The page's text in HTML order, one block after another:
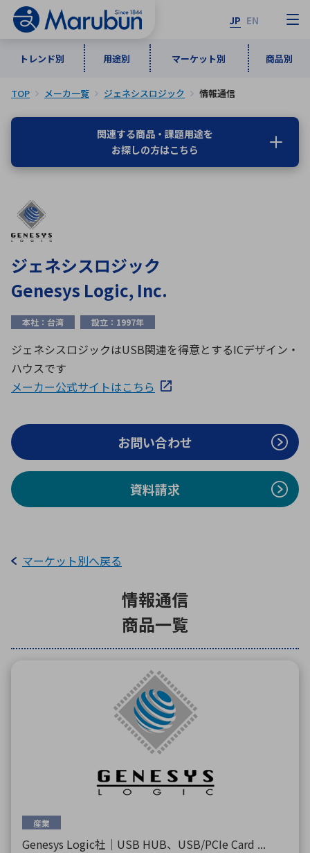
JP EN
トレンド別 用途別 マーケット別 商品別
トレンド別
インダストリアルDXソリューション
ワイヤレス給電
ロボティクス（AI）
データセンタ・クラウド
ミリ波レーダー
ブログ｜ここから始まる最新技術
用途別
通信・ネットワーク
計測・検出
品質管理・検査
接着・接合
製品製造・加工
レーダ・衛星通信
照射
シミュレーター
環境構築・開発システム
半導体・電子部品小ロット
マーケット別
民生
商品別
ICTソリューション
レーザー・光学部品
特定用途向け・その他 サービス
メーカ一覧
な行
ら行
アルファベット順
A B
E
F G
H
I
Q
R S
T
V W
TOP メーカ一覧 ジェネシスロジック 情報通信
関連する商品・課題用途を
お探しの方はこちら
ジェネシスロジック
Genesys Logic, Inc.
本社：台湾 設立：1997年
ジェネシスロジックはUSB関連を得意とするICデザイン・
ハウスです
メーカー公式サイトはこちら
お問い合わせ
資料請求
マーケット別へ戻る
情報通信
商品一覧
産業
Genesys Logic社｜USB HUB、USB/PCIe Card ...